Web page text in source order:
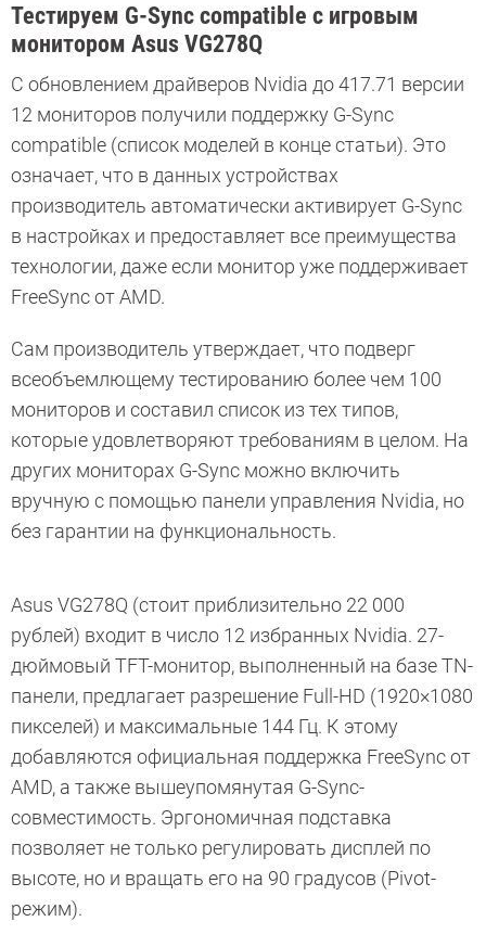
Тестируем G-Sync compatible с игровым
монитором Asus VG278Q
С обновлением драйверов Nvidia до 417.71 версии
12 мониторов получили поддержку G-Sync
compatible (список моделей в конце статьи). Это
означает, что в данных устройствах
производитель автоматически активирует G-Sync
в настройках и предоставляет все преимущества
технологии, даже если монитор уже поддерживает
FreeSync от AMD.
Сам производитель утверждает, что подверг
всеобъемлющему тестированию более чем 100
мониторов и составил список из тех типов,
которые удовлетворяют требованиям в целом. На
других мониторах G-Sync можно включить
вручную с помощью панели управления Nvidia, но
без гарантии на функциональность.
Asus VG278Q (стоит приблизительно 22 000
рублей) входит в число 12 избранных Nvidia. 27-
дюймовый TFT-монитор, выполненный на базе TN-
панели, предлагает разрешение Full-HD (1920×1080
пикселей) и максимальные 144 Гц. К этому
добавляются официальная поддержка FreeSync от
AMD, а также вышеупомянутая G-Sync-
совместимость. Эргономичная подставка
позволяет не только регулировать дисплей по
высоте, но и вращать его на 90 градусов (Pivot-
режим).